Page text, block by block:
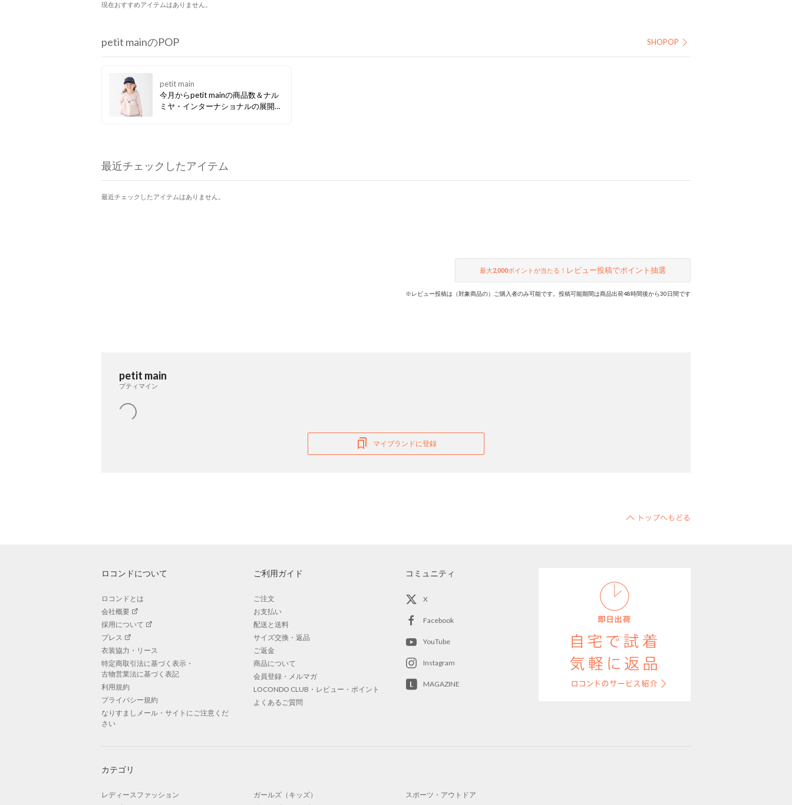
現在おすすめアイテムはありません。
petit mainのPOP SHOPOP
petit main
今月からpetit mainの商品数＆ナル
ミヤ・インターナショナルの展開ブ
最近チェックしたアイテム
最近チェックしたアイテムはありません。
最大2,000ポイントが当たる！ レビュー投稿でポイント抽選
※レビュー投稿は（対象商品の）ご購入者のみ可能です。投稿可能期間は商品出荷48時間後から30日間です
petit main
プティマイン
マイブランドに登録
ロコンドについて
ロコンドとは
会社概要
採用について
プレス
衣装協力・リース
特定商取引法に基づく表示・
古物営業法に基づく表記
利用規約
プライバシー規約
なりすましメール・サイトにご注意くだ
さい
ご利用ガイド
ご注文
お支払い
配送と送料
サイズ交換・返品
ご返金
商品について
会員登録・メルマガ
LOCONDO CLUB・レビュー・ポイント
よくあるご質問
コミュニティ
X
Facebook
YouTube
Instagram
MAGAZINE
カテゴリ
レディースファッション
ガールズ（キッズ）
スポーツ・アウトドア